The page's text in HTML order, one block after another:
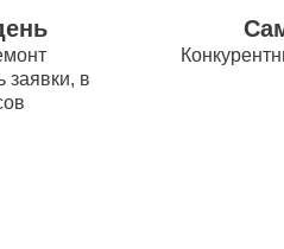
Bork
воды
заявки, в